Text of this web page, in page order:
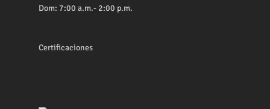
Dom: 7:00 a.m.- 2:00 p.m.
Certificaciones